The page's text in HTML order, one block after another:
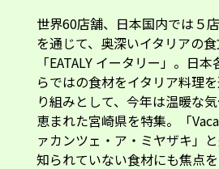
「EATALY イータリー」。日
らではの食材をイタリア料理を
り組みとして、今年は温暖な
恵まれた宮崎県を特集。「
ァカンツェ・ア・ミヤザキ」
知られていない食材にも焦点
たな魅力を発信します。